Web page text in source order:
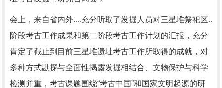
会上，来自省内外....充分听取了发掘人员对三星堆祭祀区..
阶段考古工作成果和第二阶段考古工作计划的汇报，充分
肯定了截止到目前三星堆遗址考古工作所取得的成就，对
多种方式勘探与全面性揭露发掘相结合、文物保护与科学
检测并重，考古课题围绕“考古中国”和国家文明起源的研